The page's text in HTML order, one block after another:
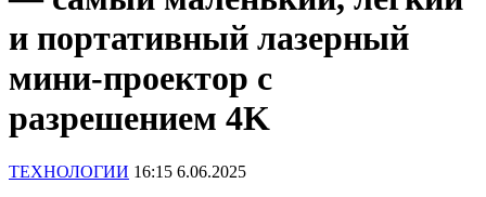
и портативный лазерный
мини-проектор с
разрешением 4K
ТЕХНОЛОГИИ 16:15 6.06.2025